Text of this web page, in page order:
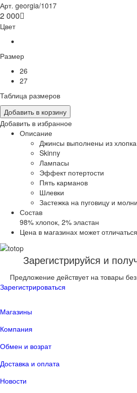
Арт. georgia/1017
2 000
Цвет
Размер
26
27
Таблица размеров
Добавить в корзину
Добавить в избранное
Описание
Джинсы выполнены из хлопка
Skinny
Лампасы
Эффект потертости
Пять карманов
Шлевки
Застежка на пуговицу и
Состав
98% хлопок, 2% эластан
Цена в магазинах может отличаться
Зарегистрируйся и
Предложение действует на товары без
Зарегистрироваться
Магазины
Компания
Обмен и возрат
Доставка и оплата
Новости